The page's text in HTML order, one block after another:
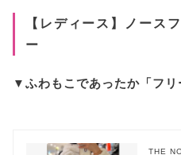
【レディース】ノース
ー
▼ふわもこであったか「フリ
THE